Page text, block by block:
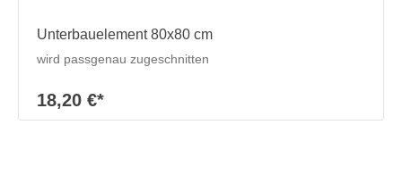
Unterbauelement 80x80 cm
wird passgenau zugeschnitten
18,20 €*